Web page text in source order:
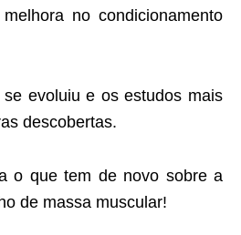
no condicionamento
evoluiu e os estudos mais
descobertas.
o que tem de novo sobre a
de massa muscular!